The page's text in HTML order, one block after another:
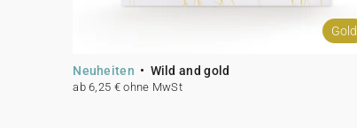
Gold
Neuheiten Wild and gold
ab 6,25 € ohne MwSt